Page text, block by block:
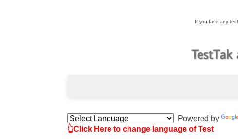
If you face any
Powered by
👆Click Here to change language of Test